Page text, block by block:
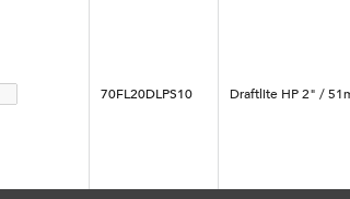
70FL20DLPS10 Draftlite HP 2" /